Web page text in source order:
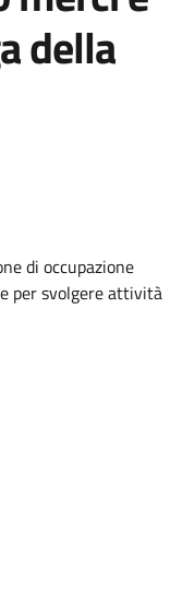
della
di occupazione
per svolgere attività